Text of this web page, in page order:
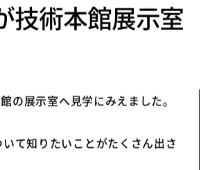
技術本館展示室
の展示室へ見学にみえました。
て知りたいことがたくさん出さ